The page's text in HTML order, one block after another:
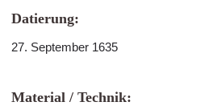
Datierung:
27. September 1635
Material / Technik: